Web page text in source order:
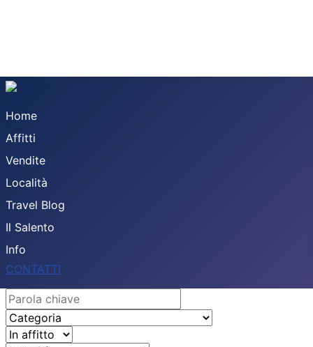
Home
Affitti
Vendite
Località
Travel Blog
Il Salento
Info
CONTATTI